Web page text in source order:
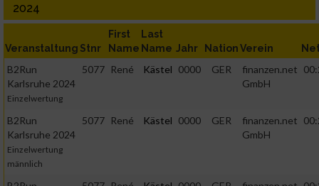
2024
Veranstaltung Stnr
First
Name
Last
Name Jahr NationVerein
B2Run
Karlsruhe 2024
Einzelwertung
5077 René Kästel 0000 GER
finanzen.net
GmbH
B2Run
Karlsruhe 2024
Einzelwertung
männlich
5077 René Kästel 0000 GER
finanzen.net
GmbH